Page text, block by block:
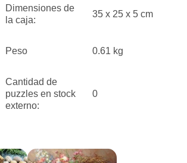
Dimensiones de
la caja:
35 x 25 x 5 cm
Peso 0.61 kg
Cantidad de
puzzles en stock
externo:
0